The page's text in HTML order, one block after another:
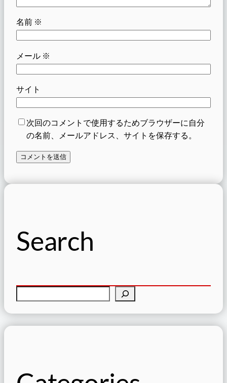
名前 ※
メール ※
サイト
次回のコメントで使用するためブラウザーに自分
の名前、メールアドレス、サイトを保存する。
Search
索